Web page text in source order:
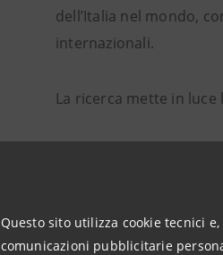
Questo sito utilizza cookie tecnici
comunicazioni pubblicitarie
dell’Italia nel mondo,
internazionali.
La ricerca mette in luce
è anticipatrice,
lavoro e studio;